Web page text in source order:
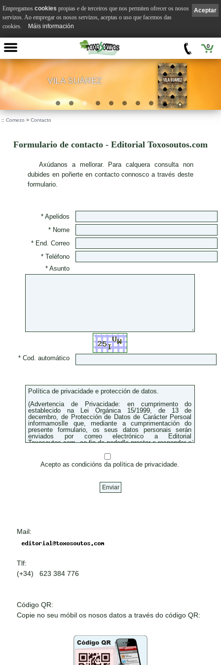
0
VILA SUÁREZ
:: Comezo > Contacto
Formulario de contacto - Editorial Toxosoutos.com
Axúdanos a mellorar. Para calquera consulta non
dubides en poñerte en contacto connosco a través deste
formulario.
* Apelidos
* Nome
* End. Correo
* Teléfono
* Asunto
* Cod. automático
Acepto as condicións da política de privacidade.
Mail:
Tlf:
(+34) 623 384 776
Código QR:
Copie no seu móbil os nosos datos a través do código QR:
Aceptar
Empregamos cookies propias e de terceiros que nos permiten ofrecer os nosos
servizos. Ao empregar os nosos servizos, aceptas o uso que facemos das
cookies.
Máis información